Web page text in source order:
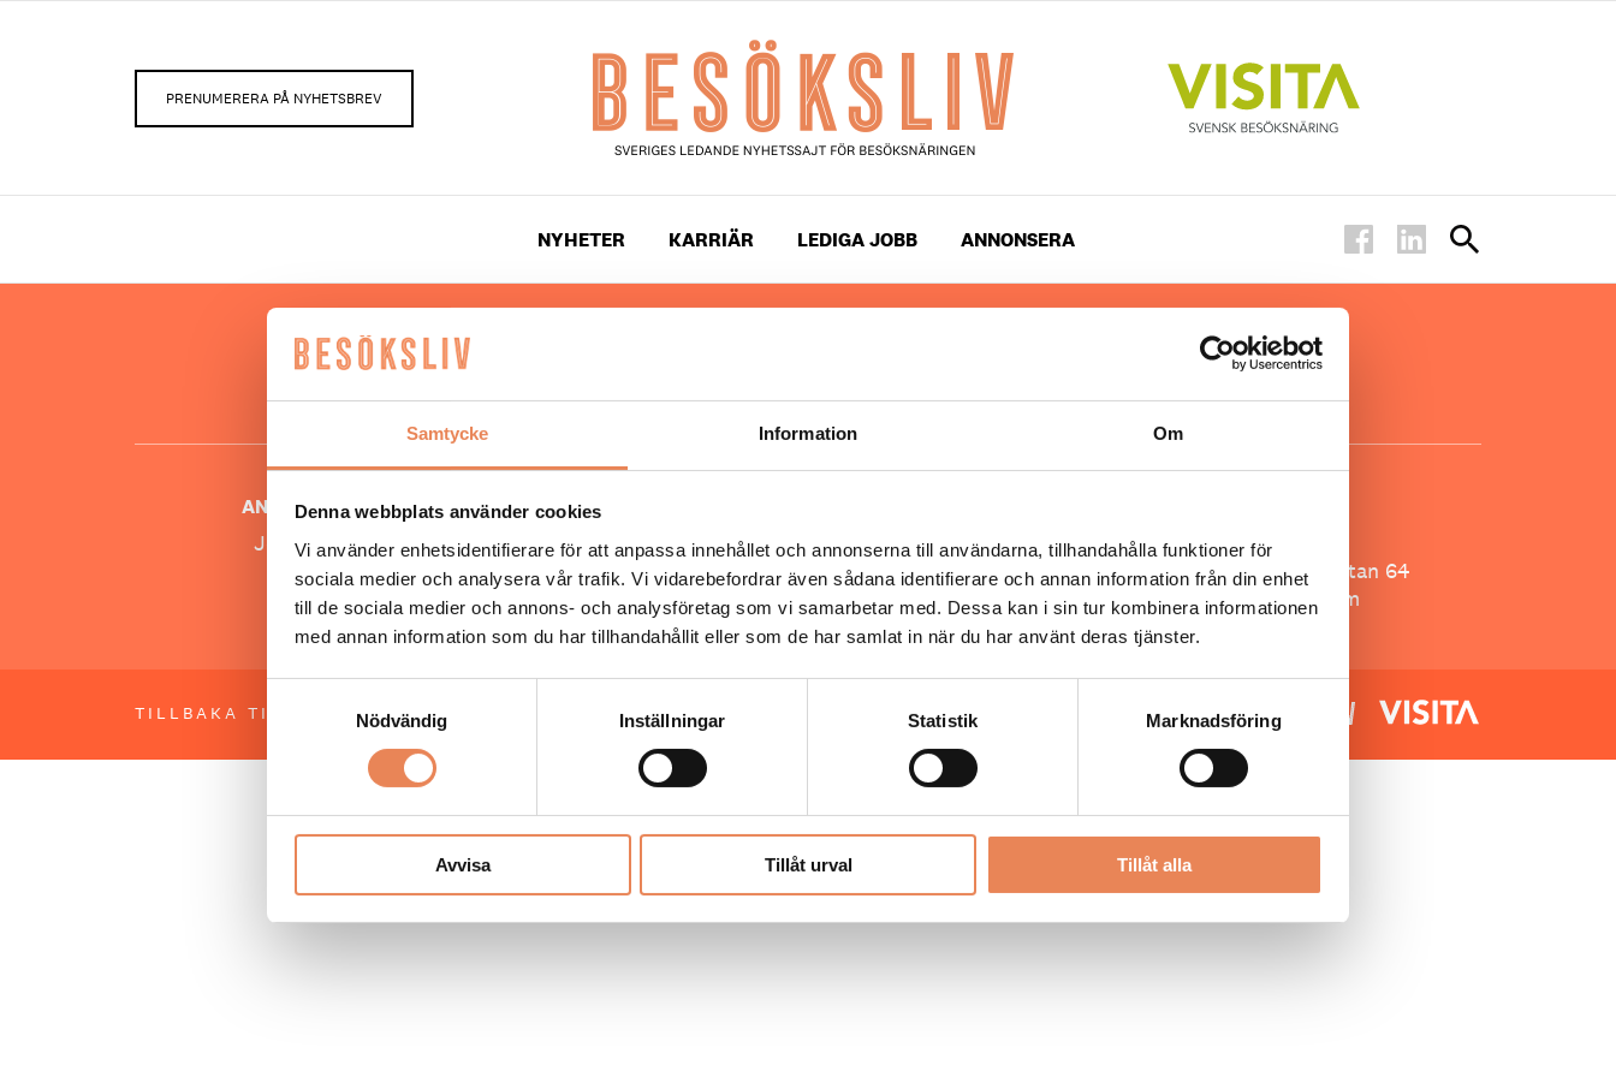
Samtycke Information Om
Denna webbplats använder cookies
Vi använder enhetsidentifierare för att anpassa innehållet och annonserna till användarna, tillhandahålla funktioner för
sociala medier och analysera vår trafik. Vi vidarebefordrar även sådana identifierare och annan information från din enhet
till de sociala medier och annons- och analysföretag som vi samarbetar med. Dessa kan i sin tur kombinera informationen
med annan information som du har tillhandahållit eller som de har samlat in när du har använt deras tjänster.
Nödvändig
Inställningar Statistik Marknadsföring
Avvisa Tillåt urval Tillåt alla
PRENUMERERA PÅ NYHETSBREV
NYHETER KARRIÄR LEDIGA JOBB ANNONSERA
Hos oss läser du landets mest uppdaterade nyheter och snackisar inom
besöksnäringen. Besöksliv i sin tryckta form är ett affärsmagasin för ägare
ANSVARIG UTGIVARE
Jonas Siljhammar
Allt material på besoksliv.se är skyddat
enligt lagen om upphovsrätt.
Besöksliv
Spoon, Brännkyrkagatan 64
118 23 Stockholm
TILLBAKA TILL TOPPEN OM BESÖKSLIV PRENUMERERA ANNONSERA